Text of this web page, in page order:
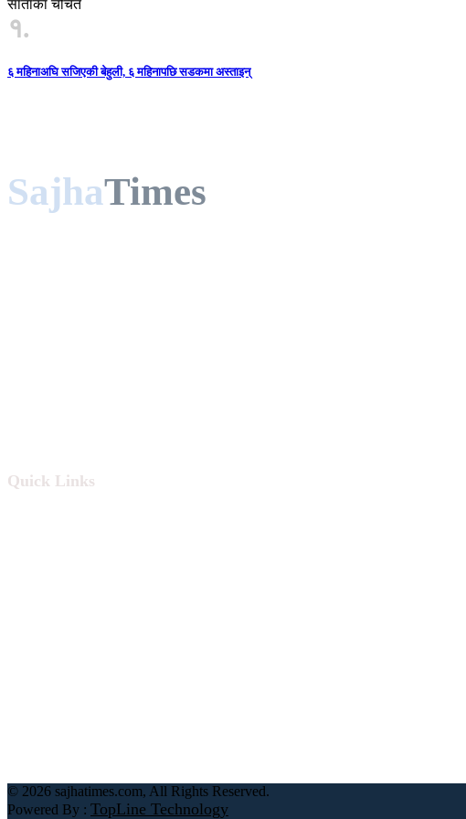
साताका चर्चित
१.
६ महिनाअघि सजिएकी बेहुली, ६ महिनापछि सडकमा अस्ताइन्
SajhaTimes
Quick Links
© 2026 sajhatimes.com, All Rights Reserved.
Powered By : TopLine Technology